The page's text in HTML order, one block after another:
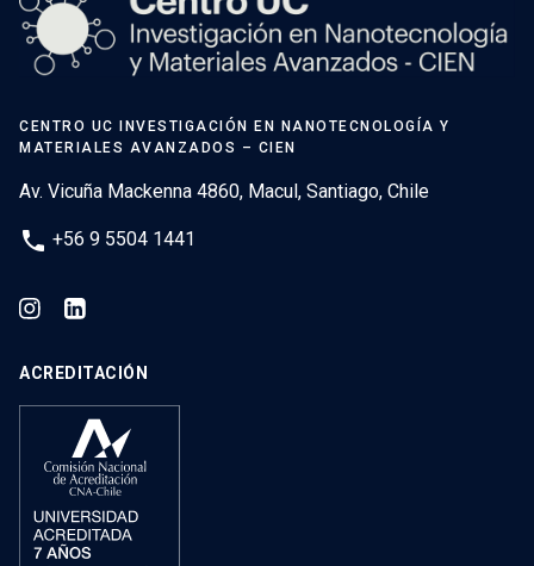
CENTRO UC INVESTIGACIÓN EN NANOTECNOLOGÍA Y
MATERIALES AVANZADOS – CIEN
Av. Vicuña Mackenna 4860, Macul, Santiago, Chile
phone +56 9 5504 1441
ACREDITACIÓN